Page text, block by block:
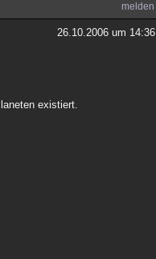
melden
26.10.2006 um 14:36
existiert.